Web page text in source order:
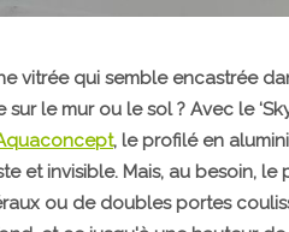
vitrée qui semble encastrée
le mur ou le sol ? Avec le ‘
, le profilé en
et invisible. Mais, au besoin,
ou de doubles portes